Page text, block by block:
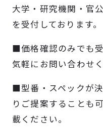
製品検索
取扱メーカー
大学・研究機関・官
を受付しております。
■価格確認のみでも
気軽にお問い合わせく
■型番・スペックが
りご提案することも
載ください。